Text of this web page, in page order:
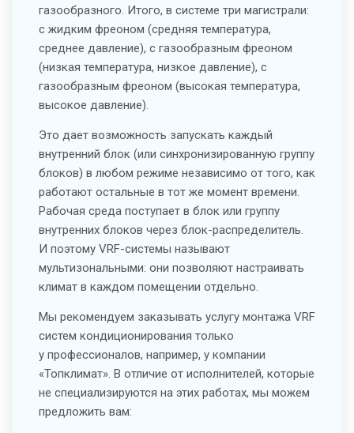
газообразного. Итого, в системе три магистрали:
с жидким фреоном (средняя температура,
среднее давление), с газообразным фреоном
(низкая температура, низкое давление), с
газообразным фреоном (высокая температура,
высокое давление).
Это дает возможность запускать каждый
внутренний блок (или синхронизированную группу
блоков) в любом режиме независимо от того, как
работают остальные в тот же момент времени.
Рабочая среда поступает в блок или группу
внутренних блоков через блок-распределитель.
И поэтому VRF-системы называют
мультизональными: они позволяют настраивать
климат в каждом помещении отдельно.
Мы рекомендуем заказывать услугу монтажа VRF
систем кондиционирования только
у профессионалов, например, у компании
«Топклимат». В отличие от исполнителей, которые
не специализируются на этих работах, мы можем
предложить вам: